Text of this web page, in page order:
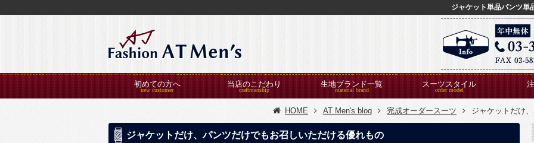
ジャケット単品パンツ単
初めての方へ 当店のこだわり 生地ブランド一覧 スーツスタイル
HOME AT Men's blog 完成オーダースーツ ジャケットだけ
ジャケットだけ、パンツだけでもお召しいただける優れもの